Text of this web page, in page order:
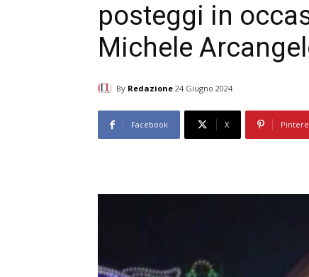
posteggi in
Michele
By Redazione 24 Giugno 2024
Facebook X